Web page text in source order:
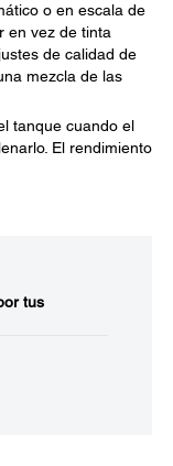
o en escala de
en vez de tinta
de calidad de
mezcla de las
tanque cuando el
El rendimiento
tus